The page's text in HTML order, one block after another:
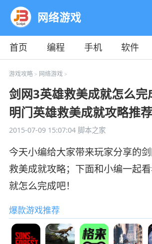
网络游戏
首页 编程 手机 软件
教程
平面
游戏攻略> 网络游戏>
剑网3英雄救美成就怎么完
明门英雄救美成就攻略推荐
2015-07-09 15:07:04脚本之家
今天小编给大家带来玩家分享的
救美成就攻略；下面和小编一起
就怎么完成吧！
爆款游戏推荐